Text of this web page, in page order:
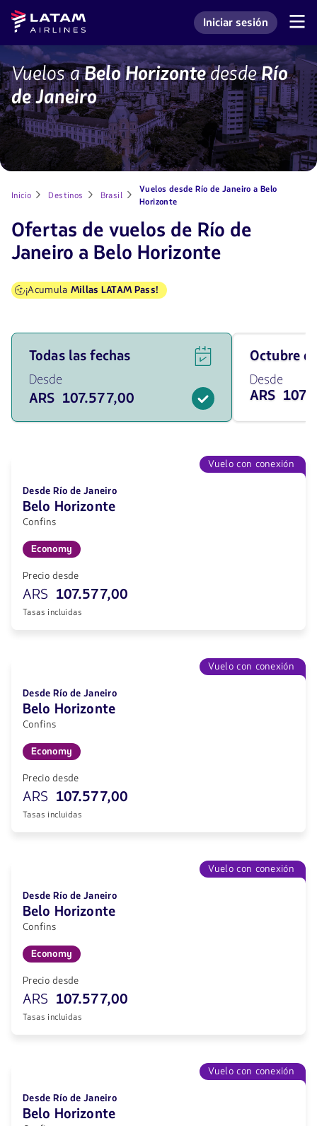
Saltar
menú.
Saltar al
contenido
principal.
Navegación
secciones
de
usuario.
Latam
Airlines
Ingresar a mi cuenta
Iniciar sesión
BHZ-
RIOVuelos aBelo HorizontedesdeRío
de Janeiro
Inicio Destinos Brasil
Vuelos desde Río de Janeiro a Belo
Horizonte
Ofertas de vuelos de Río de
Janeiro a Belo Horizonte
¡Acumula Millas LATAM Pass!
Ver
ofertas
de
vuelos
para
las
Todas las fechas
Desde
ARS 107.577,00
Viaja
en
octubre
de
2026
107577
octubre
Desde
ARS
Vuelo con conexión
Desde Río de Janeiro
Belo Horizonte
Confins
Economy
Precio desde
ARS 107.577,00
Tasas incluidas
Vuelo con conexión
Desde Río de Janeiro
Belo Horizonte
Confins
Economy
Precio desde
ARS 107.577,00
Tasas incluidas
Vuelo con conexión
Desde Río de Janeiro
Belo Horizonte
Confins
Economy
Precio desde
ARS 107.577,00
Tasas incluidas
Vuelo con conexión
Desde Río de Janeiro
Belo Horizonte